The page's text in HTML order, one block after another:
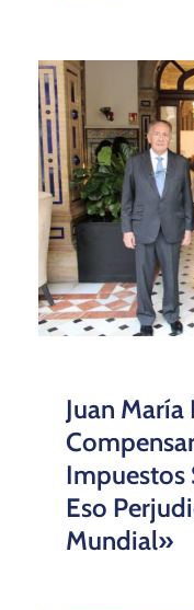
Juan
Impuestos
Eso
Mundial»